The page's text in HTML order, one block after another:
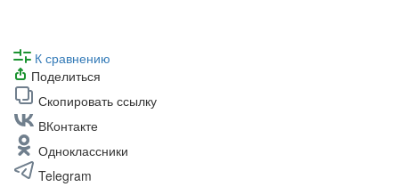
К сравнению
Поделиться
Скопировать ссылку
ВКонтакте
Одноклассники
Telegram